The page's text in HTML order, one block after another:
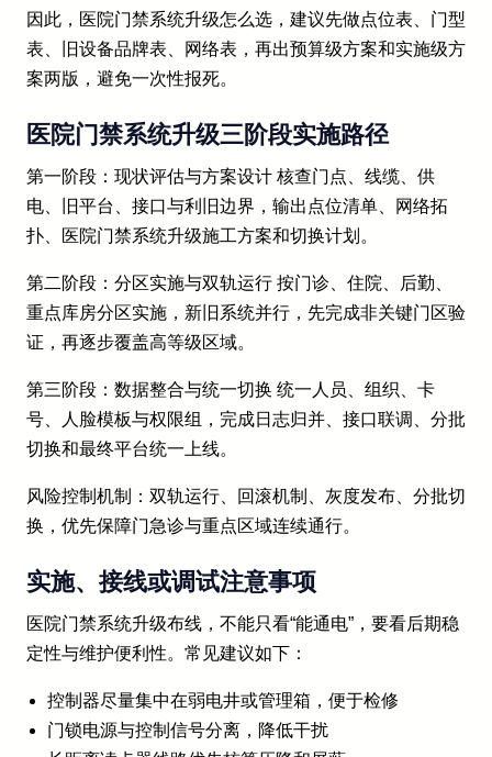
因此，医院门禁系统升级怎么选，建议先做点位表、门型
表、旧设备品牌表、网络表，再出预算级方案和实施级方
案两版，避免一次性报死。
医院门禁系统升级三阶段实施路径
第一阶段：现状评估与方案设计 核查门点、线缆、供
电、旧平台、接口与利旧边界，输出点位清单、网络拓
扑、医院门禁系统升级施工方案和切换计划。
第二阶段：分区实施与双轨运行 按门诊、住院、后勤、
重点库房分区实施，新旧系统并行，先完成非关键门区验
证，再逐步覆盖高等级区域。
第三阶段：数据整合与统一切换 统一人员、组织、卡
号、人脸模板与权限组，完成日志归并、接口联调、分批
切换和最终平台统一上线。
风险控制机制：双轨运行、回滚机制、灰度发布、分批切
换，优先保障门急诊与重点区域连续通行。
实施、接线或调试注意事项
医院门禁系统升级布线，不能只看“能通电”，要看后期稳
定性与维护便利性。常见建议如下：
控制器尽量集中在弱电井或管理箱，便于检修
门锁电源与控制信号分离，降低干扰